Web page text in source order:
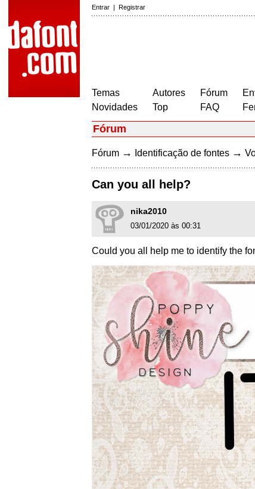
Entrar | Registrar
Temas
Novidades
Autores
Top
Fórum
FAQ
Fórum
Fórum → Identificação de fontes →
Can you all help?
nika2010
03/01/2020 às 00:31
Could you all help me to identify the